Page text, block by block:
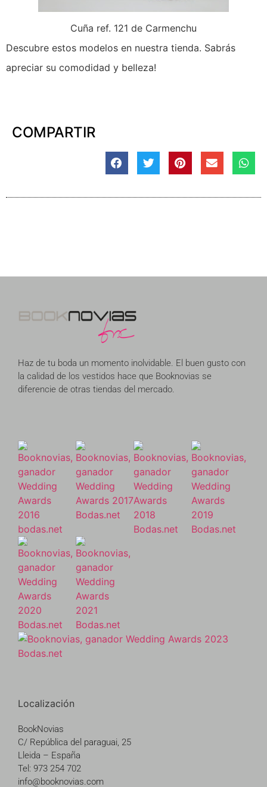
Cuña ref. 121 de Carmenchu
Descubre estos modelos en nuestra tienda. Sabrás
apreciar su comodidad y belleza!
COMPARTIR
Haz de tu boda un momento inolvidable. El buen gusto con
la calidad de los vestidos hace que Booknovias se
diferencie de otras tiendas del mercado.
Localización
BookNovias
C/ República del paraguai, 25
Lleida – España
Tel: 973 254 702
info@booknovias.com